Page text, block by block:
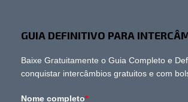
GUIA DEFINITIVO PARA
Baixe Gratuitamente o Guia Completo e
conquistar intercâmbios gratuitos e com
Nome completo*